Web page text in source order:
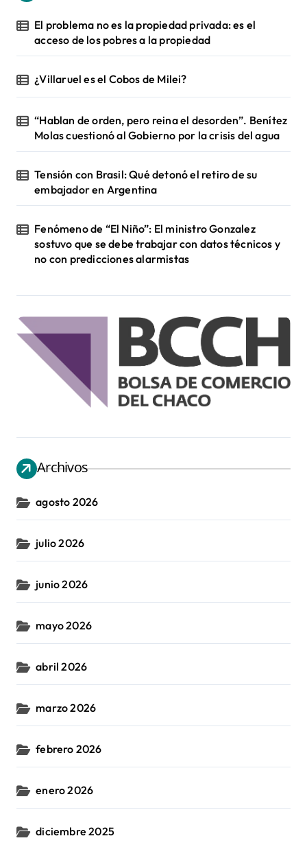
El problema no es la propiedad privada: es el
acceso de los pobres a la propiedad
¿Villaruel es el Cobos de Milei?
“Hablan de orden, pero reina el desorden”. Benítez
Molas cuestionó al Gobierno por la crisis del agua
Tensión con Brasil: Qué detonó el retiro de su
embajador en Argentina
Fenómeno de “El Niño”: El ministro Gonzalez
sostuvo que se debe trabajar con datos técnicos y
no con predicciones alarmistas
Archivos
agosto 2026
julio 2026
junio 2026
mayo 2026
abril 2026
marzo 2026
febrero 2026
enero 2026
diciembre 2025